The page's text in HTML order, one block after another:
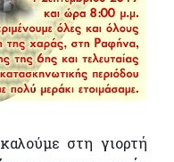
στη γιορτή